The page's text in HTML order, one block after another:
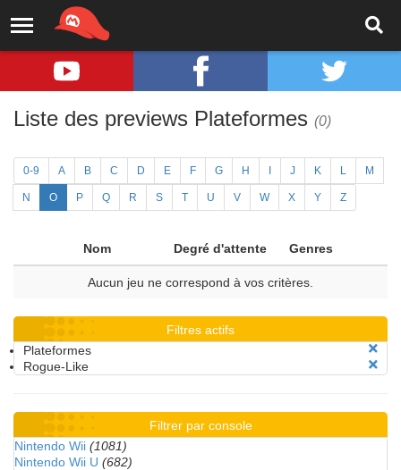
Liste des previews Plateformes (0)
0-9 A B C D E F G H J K L M
N O P Q R S T U V W X Y Z
Nom Degré d'attente Genres
Aucun jeu ne correspond à vos critères.
Filtres actifs
Plateformes
Rogue-Like
Filtrer par console
Nintendo Wii (1081)
Nintendo Wii U (682)